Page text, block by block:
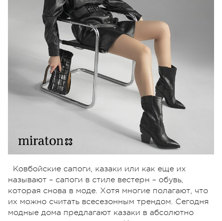
Ковбойские сапоги, казаки или как еще их
называют – сапоги в стиле вестерн – обувь,
которая снова в моде. Хотя многие полагают, что
их можно считать всесезонным трендом. Сегодня
модные дома предлагают казаки в абсолютно